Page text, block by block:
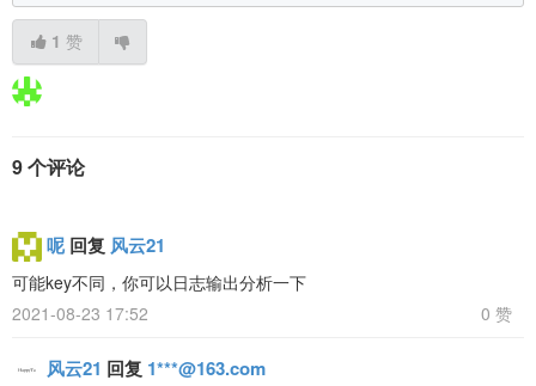
1 赞
9 个评论
呢 回复 风云21
可能key不同，你可以日志输出分析一下
2021-08-23 17:52
0 赞
风云21 回复 1***@163.com